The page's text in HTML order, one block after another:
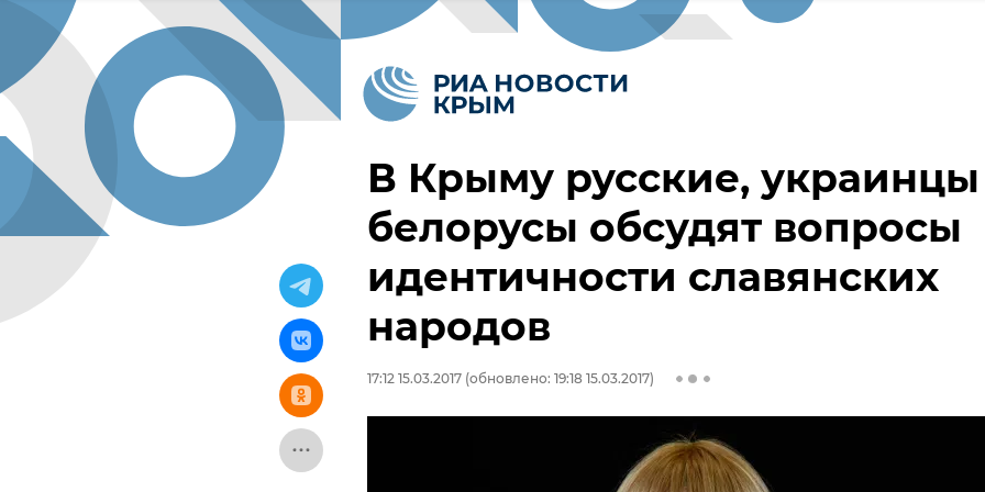
В Крыму русские,
белорусы обсудят вопросы
идентичности славянских
народов
17:12 15.03.2017 (обновлено: 19:18 15.03.2017)